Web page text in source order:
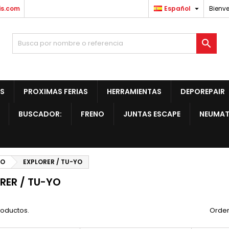
Español 

PROXIMAS FERIAS HERRAMIENTAS DEPOREPAIR
BUSCADOR: FRENO JUNTAS ESCAPE
EXPLORER / TU-YO
/ TU-YO